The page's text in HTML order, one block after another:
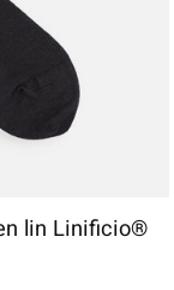
lin Linificio®